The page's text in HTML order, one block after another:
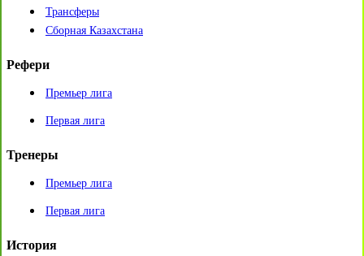
Трансферы
Сборная Казахстана
Рефери
Премьер лига
Первая лига
Тренеры
Премьер лига
Первая лига
История